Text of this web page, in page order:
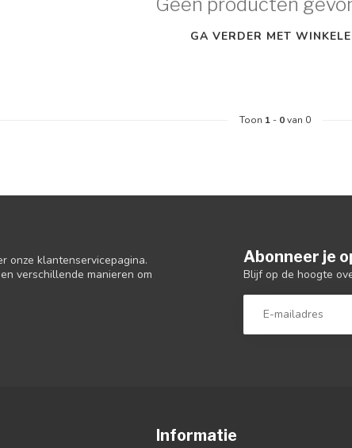
GA VERDER MET
Toon 1 - 0van 0
onze klantenservicepagina.
verschillende manieren om
Abonneer je
Blijf op de hoogte
Informatie